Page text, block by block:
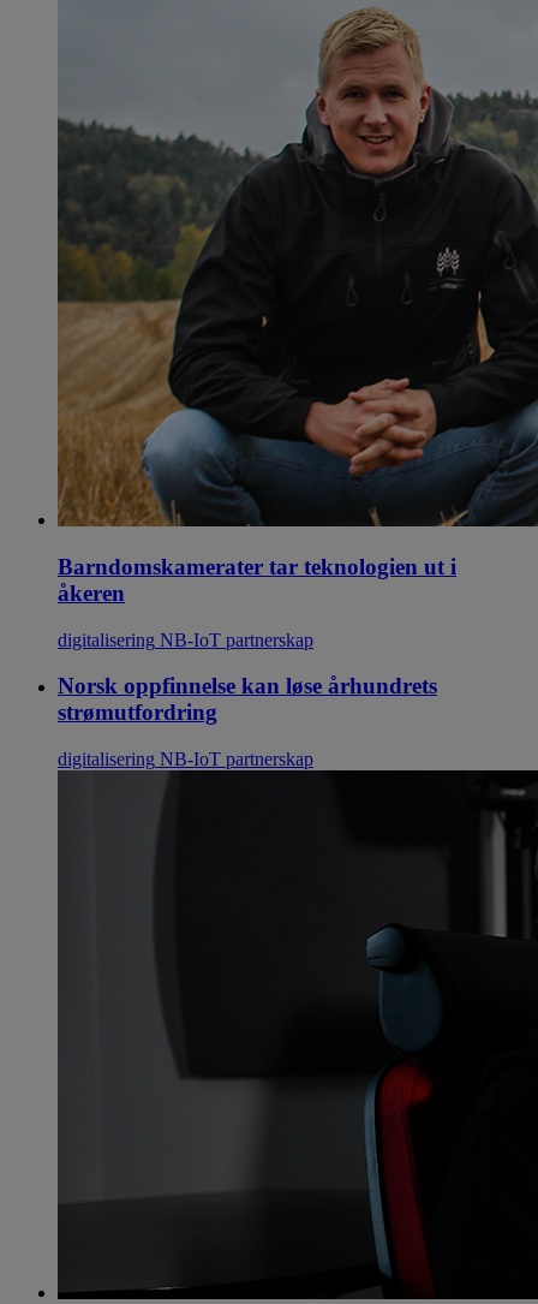
Barndomskamerater tar teknologien ut i
åkeren
digitalisering NB-IoT partnerskap
Norsk oppfinnelse kan løse århundrets
strømutfordring
digitalisering NB-IoT partnerskap